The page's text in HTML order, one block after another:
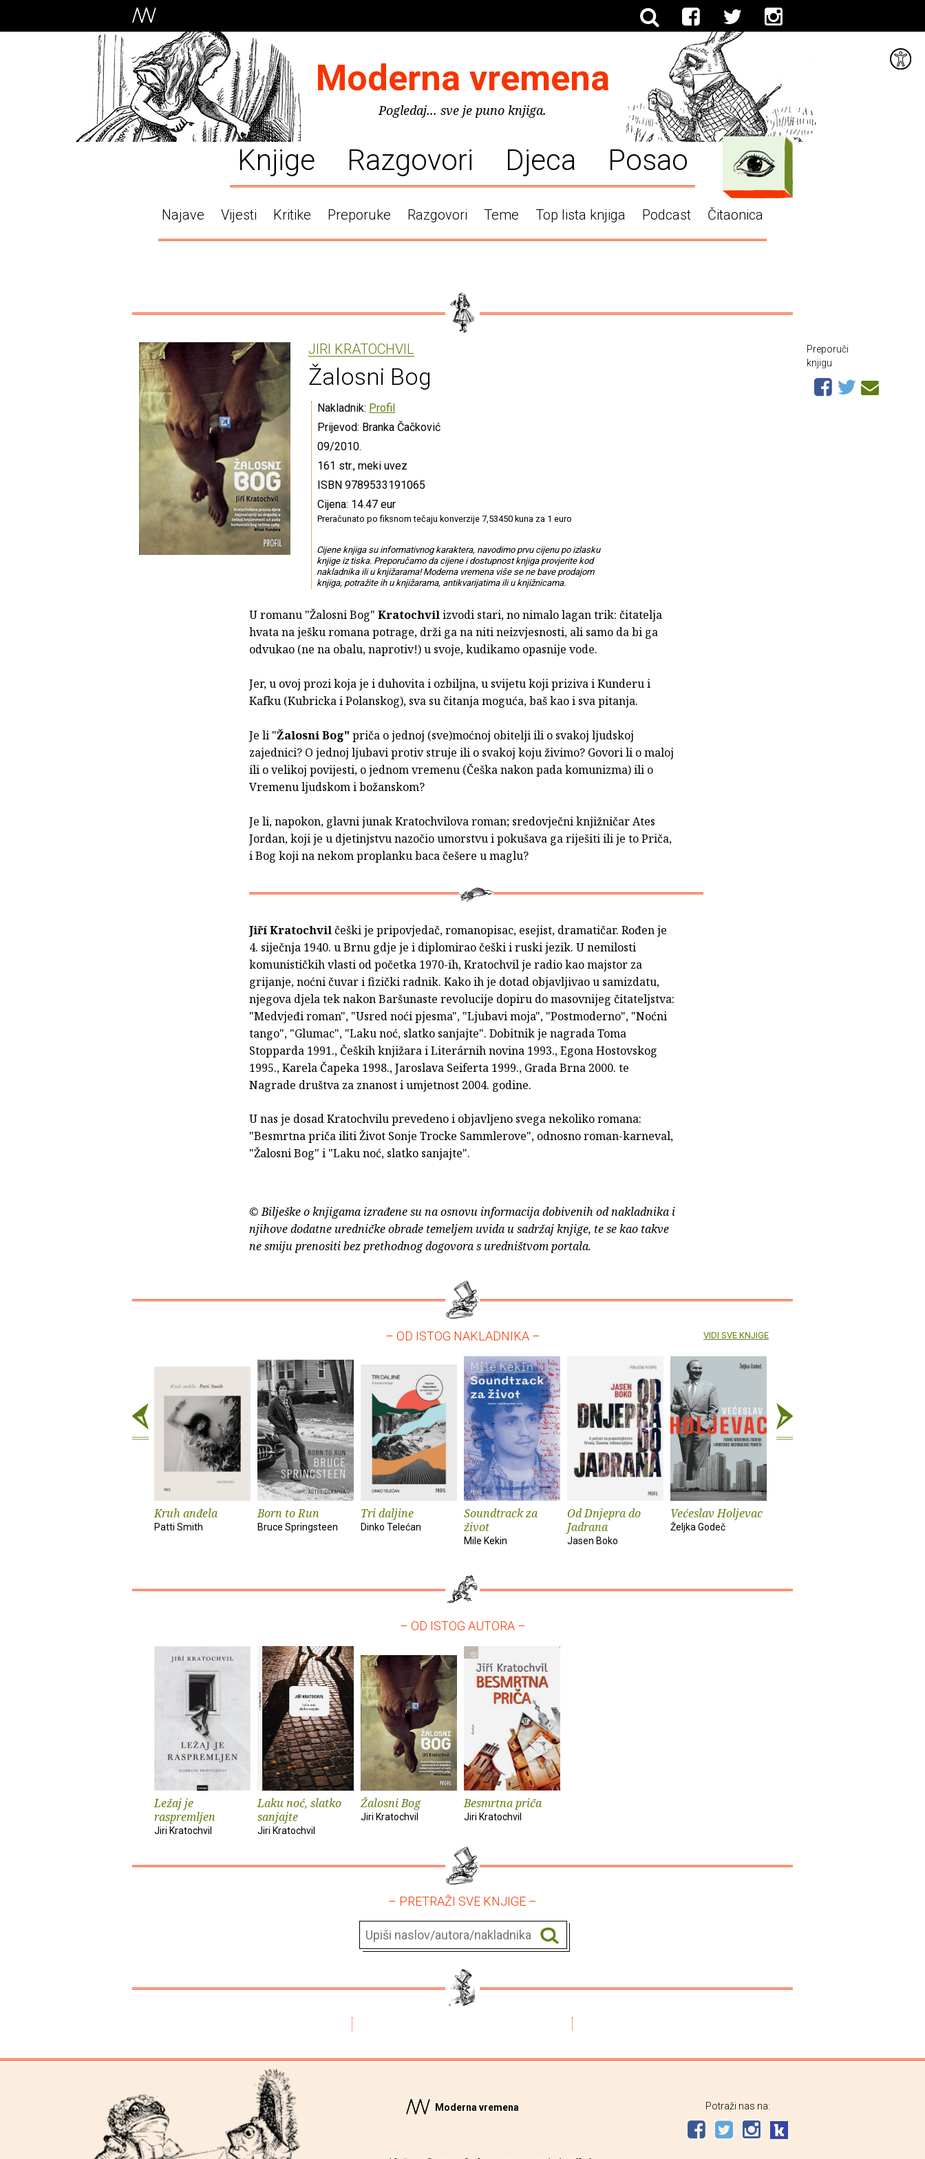
Moderna vremena
Pogledaj... sve je puno knjiga.
Knjige Razgovori Djeca Posao
Najave Vijesti Kritike Preporuke Razgovori Teme Top lista knjiga Podcast Čitaonica
JIRI KRATOCHVIL
Žalosni Bog
Nakladnik: Profil
Prijevod: Branka Čačković
09/2010.
161 str., meki uvez
ISBN 9789533191065
Cijena: 14.47 eur
Preračunato po fiksnom tečaju konverzije 7,53450 kuna za 1 euro
Cijene knjiga su informativnog karaktera, navodimo prvu cijenu po izlasku
knjige iz tiska. Preporučamo da cijene i dostupnost knjiga provjerite kod
nakladnika ili u knjižarama! Moderna vremena više se ne bave prodajom
knjiga, potražite ih u knjižarama, antikvarijatima ili u knjižnicama.
U romanu "Žalosni Bog" Kratochvilizvodi stari, no nimalo lagan trik: čitatelja
hvata na ješku romana potrage, drži ga na niti neizvjesnosti, ali samo da bi ga
odvukao (ne na obalu, naprotiv!) u svoje, kudikamo opasnije vode.
Jer, u ovoj prozi koja je i duhovita i ozbiljna, u svijetu koji priziva i Kunderu i
Kafku (Kubricka i Polanskog), sva su čitanja moguća, baš kao i sva pitanja.
Je li "Žalosni Bog" priča o jednoj (sve)moćnoj obitelji ili o svakoj ljudskoj
zajednici? O jednoj ljubavi protiv struje ili o svakoj koju živimo? Govori li o maloj
ili o velikoj povijesti, o jednom vremenu (Češka nakon pada komunizma) ili o
Vremenu ljudskom i božanskom?
Je li, napokon, glavni junak Kratochvilova roman; sredovječni knjižničar Ates
Jordan, koji je u djetinjstvu nazočio umorstvu i pokušava ga riješiti ili je to Priča,
i Bog koji na nekom proplanku baca češere u maglu?
Jiří Kratochvilčeški je pripovjedač, romanopisac, esejist, dramatičar. Rođen je
4. siječnja 1940. u Brnu gdje je i diplomirao češki i ruski jezik. U nemilosti
komunističkih vlasti od početka 1970-ih, Kratochvil je radio kao majstor za
grijanje, noćni čuvar i fizički radnik. Kako ih je dotad objavljivao u samizdatu,
njegova djela tek nakon Baršunaste revolucije dopiru do masovnijeg čitateljstva:
"Medvjeđi roman", "Usred noći pjesma", "Ljubavi moja", "Postmoderno", "Noćni
tango", "Glumac", "Laku noć, slatko sanjajte". Dobitnik je nagrada Toma
Stopparda 1991., Čeških knjižara i Literárnih novina 1993., Egona Hostovskog
1995., Karela Čapeka 1998., Jaroslava Seiferta 1999., Grada Brna 2000. te
Nagrade društva za znanost i umjetnost 2004. godine.
U nas je dosad Kratochvilu prevedeno i objavljeno svega nekoliko romana:
"Besmrtna priča iliti Život Sonje Trocke Sammlerove", odnosno roman-karneval,
"Žalosni Bog" i "Laku noć, slatko sanjajte".
© Bilješke o knjigama izrađene su na osnovu informacija dobivenih od nakladnika i
njihove dodatne uredničke obrade temeljem uvida u sadržaj knjige, te se kao takve
ne smiju prenositi bez prethodnog dogovora s uredništvom portala.
Preporuči
knjigu
– OD ISTOG NAKLADNIKA –
Kruh anđela
Patti Smith
Born to Run
Bruce Springsteen
Tri daljine
Dinko Telećan
Soundtrack za
život
Mile Kekin
Od Dnjepra do
Jadrana
Jasen Boko
Većeslav Holjevac
Željka Godeč
VIDI SVE KNJIGE
– OD ISTOG AUTORA –
Ležaj je
raspremljen
Jiri Kratochvil
Laku noć, slatko
sanjajte
Jiri Kratochvil
Žalosni Bog
Jiri Kratochvil
Besmrtna priča
Jiri Kratochvil
– PRETRAŽI SVE KNJIGE –
Moderna vremena Potraži nas na: